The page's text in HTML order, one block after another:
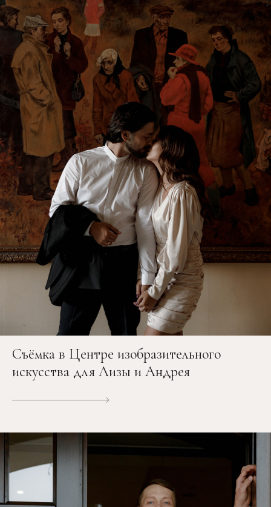
Съёмка в Центре изобразительного
искусства для Лизы и Андрея